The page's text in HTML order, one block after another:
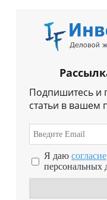
Подпишитесь и
статьи в вашем
Я даю согласие
персональных